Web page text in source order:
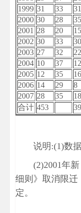
1999 31 33 31
2000 30 28 35
2001 28 20 15
2002 30 33 30
2003 27 32 22
2004 10 37 12
2005 12 35 16
2006 14 29 8
2007 28 35 18
合计 453
说明:(1)数
(2)2001年
细则》取消限迁
定。